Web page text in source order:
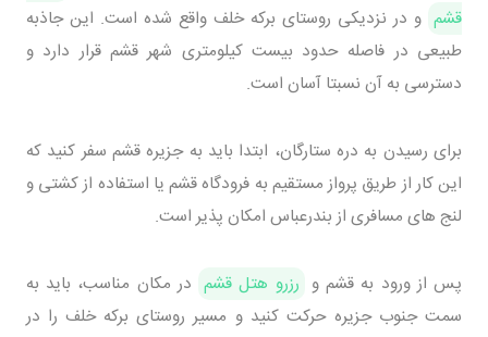
قشم و در نزدیکی روستای برکه خلف واقع شده است. این جاذبه
طبیعی در فاصله حدود بیست کیلومتری شهر قشم قرار دارد و
دسترسی به آن نسبتا آسان است.
برای رسیدن به دره ستارگان، ابتدا باید به جزیره قشم سفر کنید که
این کار از طریق پرواز مستقیم به فرودگاه قشم یا استفاده از کشتی و
لنج های مسافری از بندرعباس امکان پذیر است.
پس از ورود به قشم و رزرو هتل قشم در مکان مناسب، باید به
سمت جنوب جزیره حرکت کنید و مسیر روستای برکه خلف را در